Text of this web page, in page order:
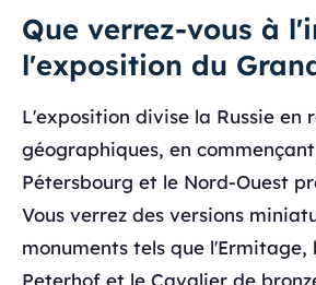
Que verrez-vous à
l'exposition du
L'exposition divise la Russie en
géographiques, en
Pétersbourg et le Nord-Ouest
Vous verrez des versions
monuments tels que l'Ermitage,
Peterhof et le Cavalier de